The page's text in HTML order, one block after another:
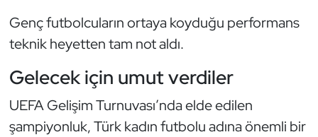
Genç futbolcuların ortaya koyduğu performans
teknik heyetten tam not aldı.
Gelecek için umut verdiler
UEFA Gelişim Turnuvası’nda elde edilen
şampiyonluk, Türk kadın futbolu adına önemli bir
Masa Tenisi
Modern Pentatlon
Motor Sporları
Muay Thai